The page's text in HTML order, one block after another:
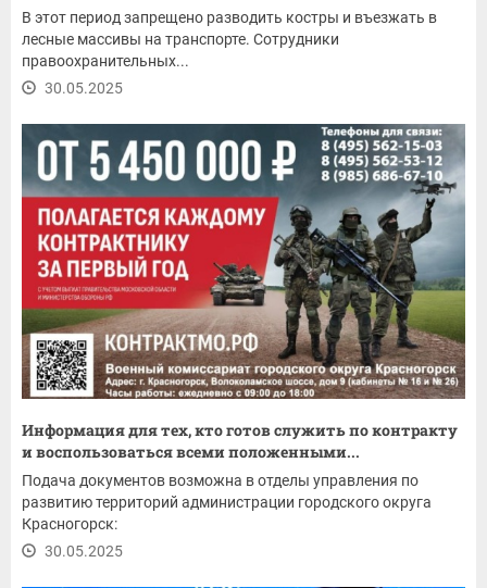
В этот период запрещено разводить костры и въезжать в
лесные массивы на транспорте. Сотрудники
правоохранительных...
30.05.2025
Информация для тех, кто готов служить по контракту
и воспользоваться всеми положенными...
Подача документов возможна в отделы управления по
развитию территорий администрации городского округа
Красногорск:
30.05.2025